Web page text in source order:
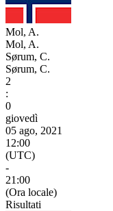
Mol, A.
Mol, A.
Sørum, C.
Sørum, C.
2
:
0
giovedì
05 ago, 2021
12:00
(UTC)
-
21:00
(Ora locale)
Risultati